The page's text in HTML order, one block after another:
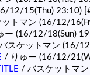
12/15(Thu) 23:10)
ットマン (16/12/
ー (16/12/18(Sun)
スケットマン (16/
/ りゅー (16/12/
/ バスケットマ